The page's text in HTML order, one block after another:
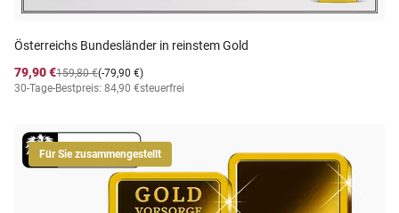
Österreichs Bundesländer in reinstem Gold
79,90 €
(-79,90 €)
159,80 €
30-Tage-Bestpreis: 84,90 €steuerfrei
Für Sie zusammengestellt